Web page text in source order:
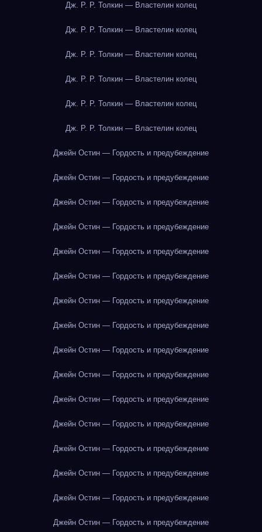
Дж. Р. Р. Толкин — Властелин колец
Дж. Р. Р. Толкин — Властелин колец
Дж. Р. Р. Толкин — Властелин колец
Дж. Р. Р. Толкин — Властелин колец
Дж. Р. Р. Толкин — Властелин колец
Дж. Р. Р. Толкин — Властелин колец
Джейн Остин — Гордость и предубеждение
Джейн Остин — Гордость и предубеждение
Джейн Остин — Гордость и предубеждение
Джейн Остин — Гордость и предубеждение
Джейн Остин — Гордость и предубеждение
Джейн Остин — Гордость и предубеждение
Джейн Остин — Гордость и предубеждение
Джейн Остин — Гордость и предубеждение
Джейн Остин — Гордость и предубеждение
Джейн Остин — Гордость и предубеждение
Джейн Остин — Гордость и предубеждение
Джейн Остин — Гордость и предубеждение
Джейн Остин — Гордость и предубеждение
Джейн Остин — Гордость и предубеждение
Джейн Остин — Гордость и предубеждение
Джейн Остин — Гордость и предубеждение